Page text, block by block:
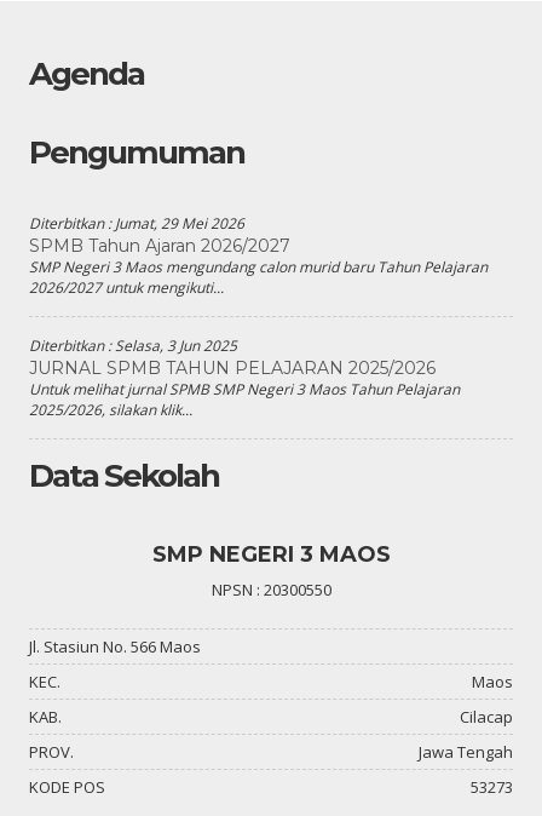
Agenda
Pengumuman
Diterbitkan :Jumat, 29 Mei 2026
SPMB Tahun Ajaran 2026/2027
SMP Negeri 3 Maos mengundang calon murid baru Tahun Pelajaran
2026/2027 untuk mengikuti...
Diterbitkan :Selasa, 3 Jun 2025
JURNAL SPMB TAHUN PELAJARAN 2025/2026
Untuk melihat jurnal SPMB SMP Negeri 3 Maos Tahun Pelajaran
2025/2026, silakan klik...
Data Sekolah
SMP NEGERI 3 MAOS
NPSN : 20300550
Jl. Stasiun No. 566 Maos
KEC.
Maos
KAB.
Cilacap
PROV.
Jawa Tengah
KODE POS
53273